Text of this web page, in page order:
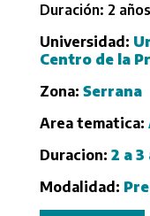
Duración: 2
Universidad:
Centro de la
Zona: Serrana
Area tematica:
Duracion: 2 a 3
Modalidad: